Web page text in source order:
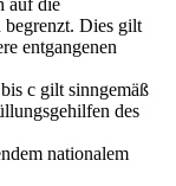
begrenzt. Dies gilt
entgangenen
c gilt sinngemäß
des
nationalem